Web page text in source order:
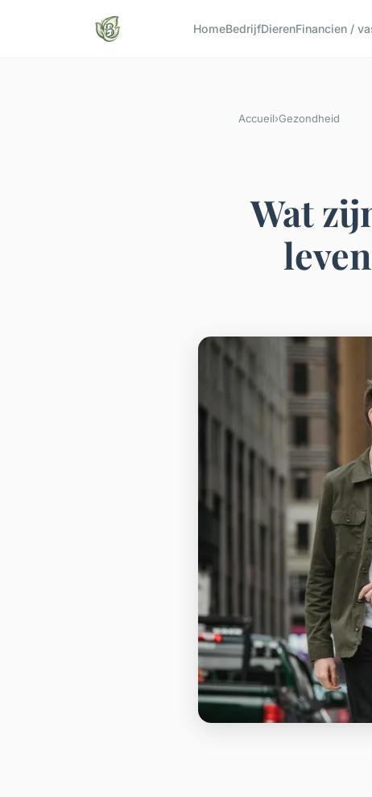
HomeBedrijfDierenFinancien /
Accueil›Gezondheid
Wat